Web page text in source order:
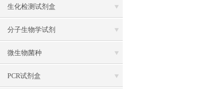
生化检测试剂盒
分子生物学试剂
微生物菌种
PCR试剂盒